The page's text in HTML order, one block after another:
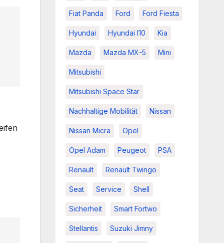
Fiat Panda Ford Ford Fiesta
Hyundai Hyundai I10 Kia
Mazda Mazda MX-5 Mini
Mitsubishi
Mitsubishi Space Star
Nachhaltige Mobilität Nissan
Nissan Micra Opel
Opel Adam Peugeot PSA
Renault Renault Twingo
Seat Service Shell
Sicherheit Smart Fortwo
Stellantis Suzuki Jimny